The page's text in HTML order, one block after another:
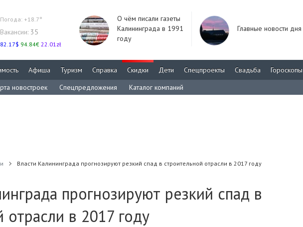
Погода: +18.7°
Вакансии: 35
82.17$ 94.84€ 22.01zł
О чём писали газеты
Калининграда в 1991
году
Главные новости дня
Афиша Туризм Справка Скидки Дети Спецпроекты Свадьба
Гороскопы
новостроек Спецпредложения Каталог компаний
Власти Калининграда прогнозируют резкий спад в строительной отрасли в 2017 году
прогнозируют резкий спад в
отрасли в 2017 году